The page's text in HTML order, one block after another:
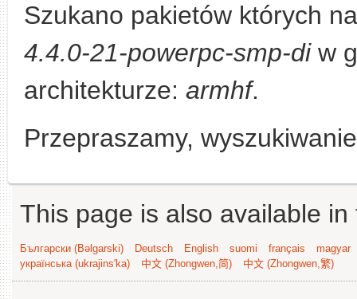
Szukano pakietów których
4.4.0-21-powerpc-smp-diw
architekturze: armhf.
Przepraszamy,
This page is also available
Български (Bəlgarski) Deutsch English suomi français
magyar
українська (ukrajins'ka)
中文 (Zhongwen,简) 中文 (Zhongwen,繁)